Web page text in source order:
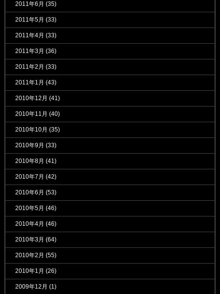
2011年6月 (35)
2011年5月 (33)
2011年4月 (33)
2011年3月 (36)
2011年2月 (33)
2011年1月 (43)
2010年12月 (41)
2010年11月 (40)
2010年10月 (35)
2010年9月 (33)
2010年8月 (41)
2010年7月 (42)
2010年6月 (53)
2010年5月 (46)
2010年4月 (46)
2010年3月 (64)
2010年2月 (55)
2010年1月 (26)
2009年12月 (1)